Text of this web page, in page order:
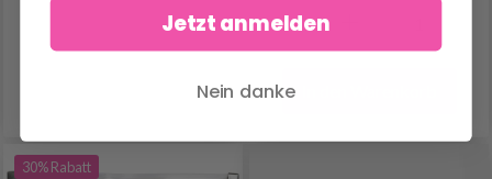
30% Rabatt
Jetzt anmelden
Nein danke